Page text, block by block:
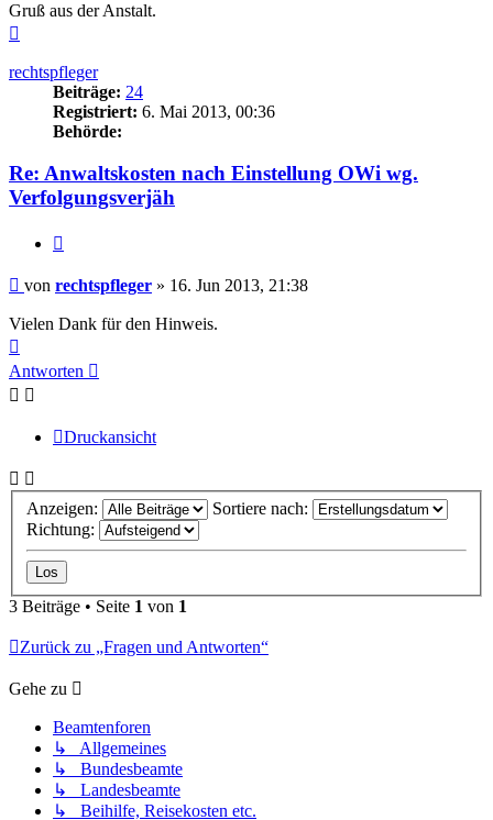
Gruß aus der Anstalt.
rechtspfleger
Beiträge: 24
Registriert: 6. Mai 2013, 00:36
Behörde:
Re: Anwaltskosten nach Einstellung OWi wg.
Verfolgungsverjäh
Beitrag
von rechtspfleger » 16. Jun 2013, 21:38
Vielen Dank für den Hinweis.
oben
Antworten
Druckansicht
Anzeigen:
Sortiere nach:
Richtung:
3 Beiträge • Seite 1 von 1
Zurück zu „Fragen und Antworten“
Gehe zu
Beamtenforen
↳ Allgemeines
↳ Bundesbeamte
↳ Landesbeamte
↳ Beihilfe, Reisekosten etc.